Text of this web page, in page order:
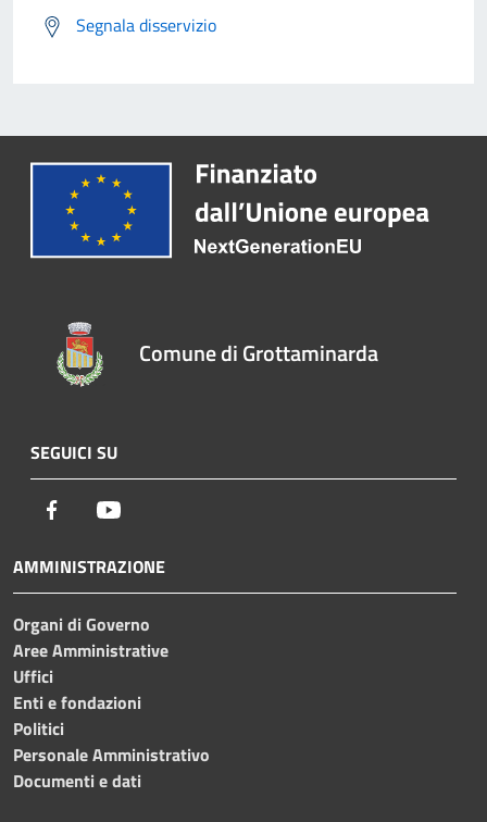
Segnala disservizio
Comune di Grottaminarda
SEGUICI SU
Facebook
AMMINISTRAZIONE
Organi di Governo
Aree Amministrative
Uffici
Enti e fondazioni
Politici
Personale Amministrativo
Documenti e dati